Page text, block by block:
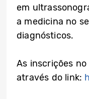
em
a medicina no
diagnósticos.
As inscrições
através do link: